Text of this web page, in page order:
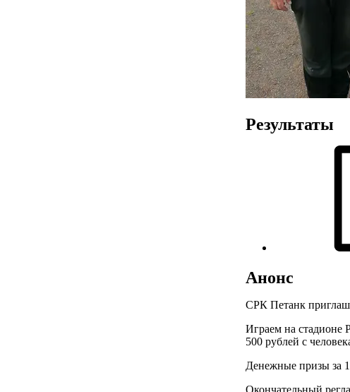
Результаты
Анонс
СРК Петанк
Играем на стадионе
500 рублей с
Денежные призы за
Окончательный